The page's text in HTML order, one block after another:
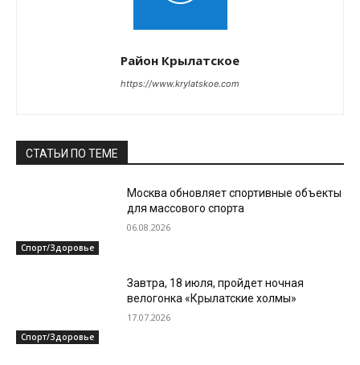
Район Крылатское
https://www.krylatskoe.com
СТАТЬИ ПО ТЕМЕ
Спорт/Здоровье
Москва обновляет спортивные объекты
для массового спорта
06.08.2026
Спорт/Здоровье
Завтра, 18 июля, пройдет ночная
велогонка «Крылатские холмы»
17.07.2026